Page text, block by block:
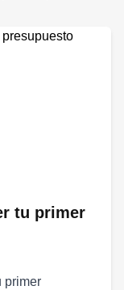
tu primer
primer